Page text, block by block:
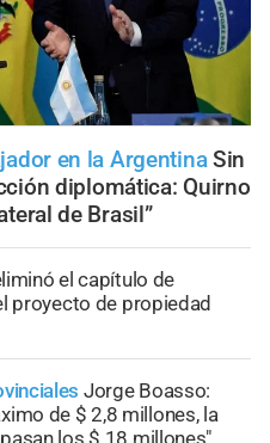
en la Argentina Sin
diplomática: Quirno
de Brasil”
el capítulo de
proyecto de propiedad
Jorge Boasso:
de $ 2,8 millones, la